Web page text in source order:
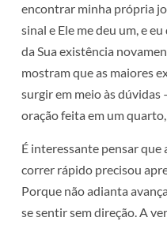
encontrar minha própria
sinal e Ele me deu um, e
da Sua existência
mostram que as maiores
surgir em meio às dúvidas
oração feita em um
É interessante pensar que
correr rápido precisou
Porque não adianta
se sentir sem direção. A